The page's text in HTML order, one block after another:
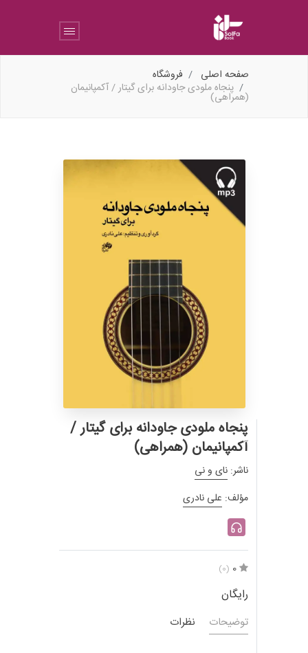
صفحه اصلی فروشگاه
پنجاه ملودی جاودانه برای گیتار / آکمپانیمان
(همراهی)
پنجاه ملودی جاودانه برای گیتار /
آکمپانیمان (همراهی)
ناشر: نای و نی
مؤلف: علی نادری
0
(0)
رایگان
توضیحات نظرات